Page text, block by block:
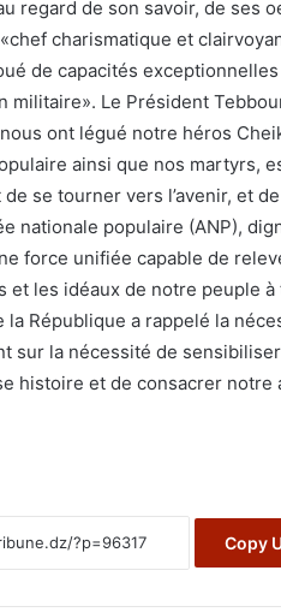
regard de son savoir, de ses
charismatique et
de capacités exceptionnelles
militaire». Le Président
ont légué notre héros
ainsi que nos martyrs,
se tourner vers l’avenir, et
nationale populaire (ANP),
force unifiée capable de
et les idéaux de notre peuple
République a rappelé la
sur la nécessité de
histoire et de consacrer notre
Copy